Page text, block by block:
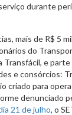
durante
mais de R$ 5
do
Transfácil, e
e consórcios:
criado para
denunciado
21 de julho, o